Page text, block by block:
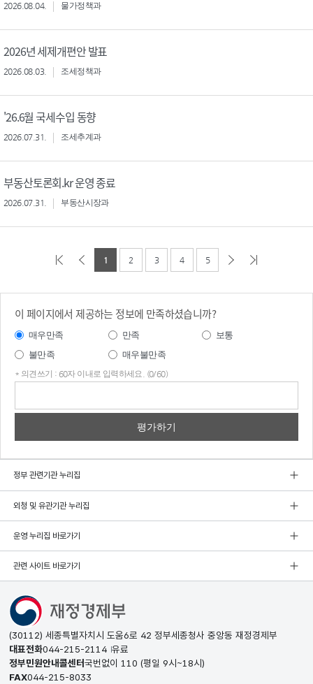
2026.08.04. 물가정책과
2026년 세제개편안 발표
2026.08.03. 조세정책과
'26.6월 국세수입 동향
2026.07.31. 조세추계과
부동산토론회.kr 운영 종료
2026.07.31. 부동산시장과
1 2 3 4 5
이 페이지에서 제공하는 정보에 만족하셨습니까?
매우만족 만족
보통
불만족
매우불만족
* 의견쓰기 : 60자 이내로 입력하세요. (0/60)
정부 관련기관 누리집
외청 및 유관기관 누리집
운영 누리집 바로가기
관련 사이트 바로가기
(30112) 세종특별자치시 도움6로 42 정부세종청사 중앙동 재정경제부
대표전화044-215-2114 유료
정부민원안내콜센터국번없이 110 (평일 9시~18시)
FAX044-215-8033